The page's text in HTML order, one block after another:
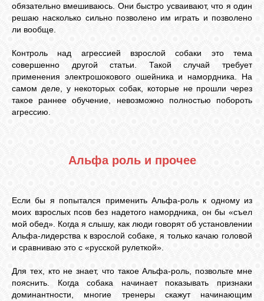
обязательно вмешиваюсь. Они быстро усваивают, что я один
решаю насколько сильно позволено им играть и позволено
ли вообще.
Контроль над агрессией взрослой собаки это тема
совершенно другой статьи. Такой случай требует
применения электрошокового ошейника и намордника. На
самом деле, у некоторых собак, которые не прошли через
такое раннее обучение, невозможно полностью побороть
агрессию.
Альфа роль и прочее
Если бы я попытался применить Альфа-роль к одному из
моих взрослых псов без надетого намордника, он бы «съел
мой обед». Когда я слышу, как люди говорят об установлении
Альфа-лидерства к взрослой собаке, я только качаю головой
и сравниваю это с «русской рулеткой».
Для тех, кто не знает, что такое Альфа-роль, позвольте мне
пояснить. Когда собака начинает показывать признаки
доминантности, многие тренеры скажут начинающим